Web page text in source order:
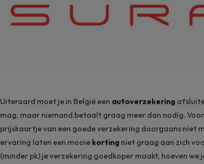
Uiteraard moet je in België een autoverzekering
mag, maar niemand betaalt graag meer dan nodig. Voor
prijskaartje van een goede verzekering doorgaans niet
ervaring laten een mooie korting niet graag aan zich
(minder pk) je verzekering goedkoper maakt, hoeven